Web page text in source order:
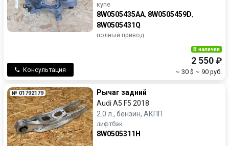
купе
8W0505435AA, 8W0505459D,
8W0505431Q
полный привод
Консультация
В наличии
2 550 ₽
~ 30 $ ~ 90 руб.
№ 01792179
Рычаг задний
Audi A5 F5 2018
2.0 л., бензин, АКПП
лифтбэк
8W0505311H